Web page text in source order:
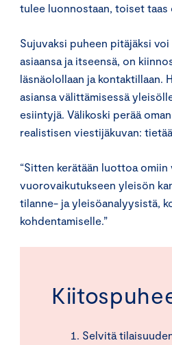
tulee luonnostaan, toiset taas
Sujuvaksi puheen pitäjäksi
asiaansa ja itseensä, on
läsnäolollaan ja kontaktillaan.
asiansa välittämisessä
esiintyjä. Välikoski perää
realistisen viestijäkuvan:
“Sitten kerätään luottoa
vuorovaikutukseen yleisön
tilanne- ja yleisöanalyysistä,
kohdentamiselle.”
Selvitä